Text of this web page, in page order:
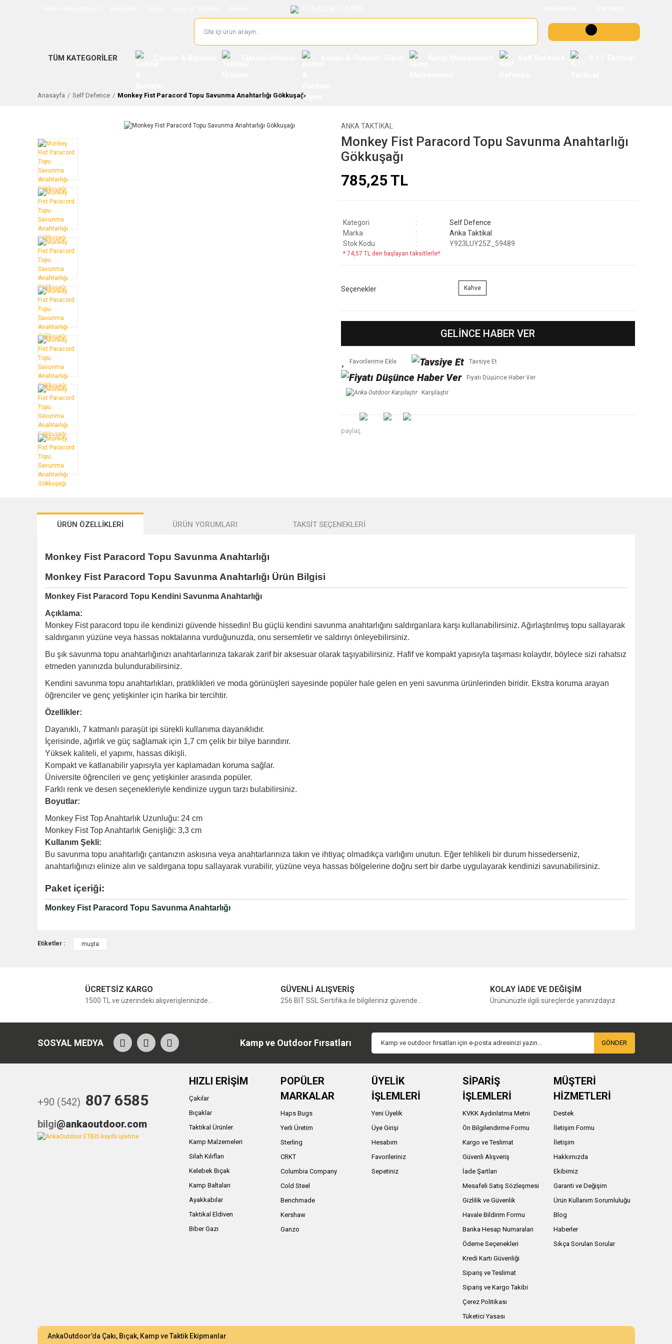
TÜM KATEGORİLER
Anasayfa Self Defence Monkey Fist Paracord Topu Savunma Anahtarlığı Gökkuşağı
ANKA TAKTIKAL
Monkey Fist Paracord Topu Savunma Anahtarlığı
Gökkuşağı
785,25 TL
Kategori
Self Defence
Marka
Anka Taktikal
Stok Kodu
Y923LUY25Z_59489
* 74,57 TL den başlayan taksitlerle!!
Seçenekler Kahve
GELİNCE HABER VER
Tavsiye Et
Fiyatı Düşünce Haber Ver
Karşılaştır
paylaş
ÜRÜN ÖZELLİKLERİ ÜRÜN YORUMLARI TAKSİT SEÇENEKLERİ
Monkey Fist Paracord Topu Savunma Anahtarlığı
Monkey Fist Paracord Topu Savunma Anahtarlığı Ürün Bilgisi
Monkey Fist Paracord Topu Kendini Savunma Anahtarlığı
Açıklama:
Monkey Fist paracord topu ile kendinizi güvende hissedin! Bu güçlü kendini savunma anahtarlığını saldırganlara karşı kullanabilirsiniz. Ağırlaştırılmış topu sallayarak
saldırganın yüzüne veya hassas noktalarına vurduğunuzda, onu sersemletir ve saldırıyı önleyebilirsiniz.
Bu şık savunma topu anahtarlığınızı anahtarlarınıza takarak zarif bir aksesuar olarak taşıyabilirsiniz. Hafif ve kompakt yapısıyla taşıması kolaydır, böylece sizi rahatsız
etmeden yanınızda bulundurabilirsiniz.
Kendini savunma topu anahtarlıkları, pratiklikleri ve moda görünüşleri sayesinde popüler hale gelen en yeni savunma ürünlerinden biridir. Ekstra koruma arayan
öğrenciler ve genç yetişkinler için harika bir tercihtir.
Özellikler:
Dayanıklı, 7 katmanlı paraşüt ipi sürekli kullanıma dayanıklıdır.
İçerisinde, ağırlık ve güç sağlamak için 1,7 cm çelik bir bilye barındırır.
Yüksek kaliteli, el yapımı, hassas dikişli.
Kompakt ve katlanabilir yapısıyla yer kaplamadan koruma sağlar.
Üniversite öğrencileri ve genç yetişkinler arasında popüler.
Farklı renk ve desen seçenekleriyle kendinize uygun tarzı bulabilirsiniz.
Boyutlar:
Monkey Fist Top Anahtarlık Uzunluğu: 24 cm
Monkey Fist Top Anahtarlık Genişliği: 3,3 cm
Kullanım Şekli:
Bu savunma topu anahtarlığı çantanızın askısına veya anahtarlarınıza takın ve ihtiyaç olmadıkça varlığını unutun. Eğer tehlikeli bir durum hissederseniz,
anahtarlığınızı elinize alın ve saldırgana topu sallayarak vurabilir, yüzüne veya hassas bölgelerine doğru sert bir darbe uygulayarak kendinizi savunabilirsiniz.
Paket içeriği:
Monkey Fist Paracord Topu Savunma Anahtarlığı
Yorum Yaz
Etiketler : muşta
ÜCRETSİZ KARGO
1500 TL ve üzerindeki alışverişlerinizde...
GÜVENLİ ALIŞVERİŞ
256 BIT SSL Sertifika ile bilgileriniz güvende...
KOLAY İADE VE DEĞİŞİM
Ürününüzle ilgili süreçlerde yanınızdayız.
SOSYAL MEDYA Kamp ve Outdoor Fırsatları GÖNDER
+90 (542) 807 6585
bilgi@ankaoutdoor.com
HIZLI ERİŞİM
Çakılar
Bıçaklar
Taktikal Ürünler
Kamp Malzemeleri
Silah Kılıfları
Kelebek Bıçak
Kamp Baltaları
Ayakkabılar
Taktikal Eldiven
Biber Gazı
POPÜLER
MARKALAR
Haps Bugs
Yerli Üretim
Sterling
CRKT
Columbia Company
Cold Steel
Benchmade
Kershaw
Ganzo
ÜYELİK
İŞLEMLERİ
Yeni Üyelik
Üye Girişi
Hesabım
Favorileriniz
Sepetiniz
SİPARİŞ
İŞLEMLERİ
KVKK Aydınlatma Metni
Ön Bilgilendirme Formu
Kargo ve Teslimat
Güvenli Alışveriş
İade Şartları
Mesafeli Satış Sözleşmesi
Gizlilik ve Güvenlik
Havale Bildirim Formu
Banka Hesap Numaraları
Ödeme Seçenekleri
Kredi Kartı Güvenliği
Sipariş ve Teslimat
Sipariş ve Kargo Takibi
Çerez Politikası
Tüketici Yasası
MÜŞTERİ
HİZMETLERİ
Destek
İletişim Formu
İletişim
Hakkımızda
Ekibimiz
Garanti ve Değişim
Ürün Kullanım Sorumluluğu
Blog
Haberler
Sıkça Sorulan Sorular
AnkaOutdoor’da Çakı, Bıçak, Kamp ve Taktik Ekipmanlar